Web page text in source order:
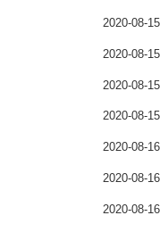
2020-08-15
2020-08-15
2020-08-15
2020-08-15
2020-08-16
2020-08-16
2020-08-16